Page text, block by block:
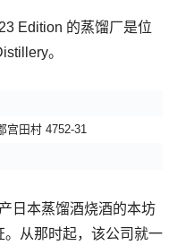
Edition 的蒸馏厂是位
。
宫田村 4752-31
日本蒸馏酒烧酒的本坊
从那时起，该公司就一